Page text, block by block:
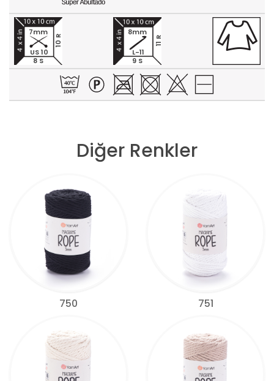
8 S
10 R
7mm
US 10
9 S
11 R
8mm
L-11
Diğer Renkler
750 751